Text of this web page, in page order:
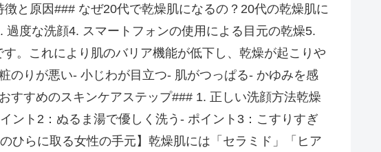
と原因### なぜ20代で乾燥肌になるの？20代の乾燥肌に
度な洗顔4. スマートフォンの使用による目元の乾燥5.
。これにより肌のバリア機能が低下し、乾燥が起こりや
のりが悪い- 小じわが目立つ- 肌がつっぱる- かゆみを感
すすめのスキンケアステップ### 1. 正しい洗顔方法乾燥
ント2：ぬるま湯で優しく洗う- ポイント3：こすりすぎ
ひらに取る女性の手元】乾燥肌には「セラミド」「ヒア